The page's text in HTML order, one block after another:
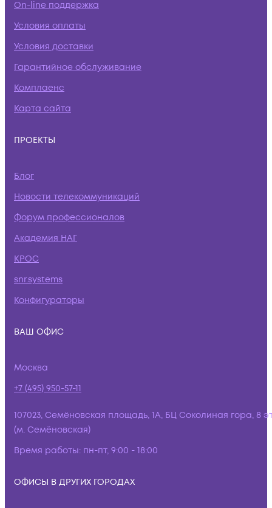
On-line поддержка
Условия оплаты
Условия доставки
Гарантийное обслуживание
Комплаенс
Карта сайта
ПРОЕКТЫ
Блог
Новости телекоммуникаций
Форум профессионалов
Академия НАГ
КРОС
snr.systems
Конфигураторы
ВАШ ОФИС
Москва
+7 (495) 950-57-11
107023, Семёновская площадь, 1А, БЦ Соколиная гора, 8
(м. Семёновская)
Время работы: пн-пт, 9:00 - 18:00
ОФИСЫ В ДРУГИХ ГОРОДАХ